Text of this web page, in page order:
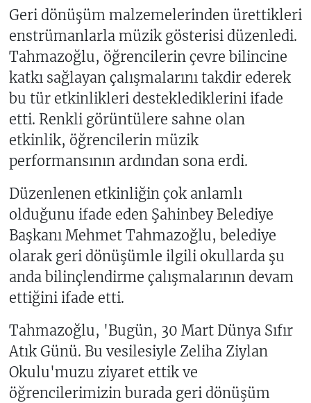
Geri dönüşüm malzemelerinden ürettikleri
enstrümanlarla müzik gösterisi düzenledi.
Tahmazoğlu, öğrencilerin çevre bilincine
katkı sağlayan çalışmalarını takdir ederek
bu tür etkinlikleri desteklediklerini ifade
etti. Renkli görüntülere sahne olan
etkinlik, öğrencilerin müzik
performansının ardından sona erdi.
Düzenlenen etkinliğin çok anlamlı
olduğunu ifade eden Şahinbey Belediye
Başkanı Mehmet Tahmazoğlu, belediye
olarak geri dönüşümle ilgili okullarda şu
anda bilinçlendirme çalışmalarının devam
ettiğini ifade etti.
Tahmazoğlu, 'Bugün, 30 Mart Dünya Sıfır
Atık Günü. Bu vesilesiyle Zeliha Ziylan
Okulu'muzu ziyaret ettik ve
öğrencilerimizin burada geri dönüşüm